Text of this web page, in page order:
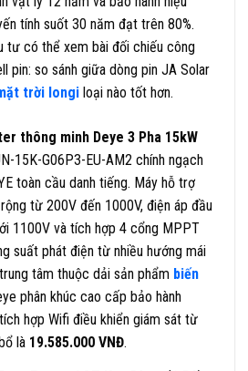
tính suốt 30 năm đạt trên 80%.
tư có thể xem bài đối chiếu công
pin: so sánh giữa dòng pin JA Solar
trời longiloại nào tốt hơn.
thông minh Deye 3 Pha 15kW
15K-G06P3-EU-AM2 chính ngạch
toàn cầu danh tiếng. Máy hỗ trợ
từ 200V đến 1000V, điện áp đầu
1100V và tích hợp 4 cổng MPPT
suất phát điện từ nhiều hướng mái
tâm thuộc dải sản phẩm biến
phân khúc cao cấp bảo hành
hợp Wifi điều khiển giám sát từ
là 19.585.000 VNĐ.